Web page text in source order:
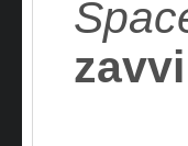
zavvi